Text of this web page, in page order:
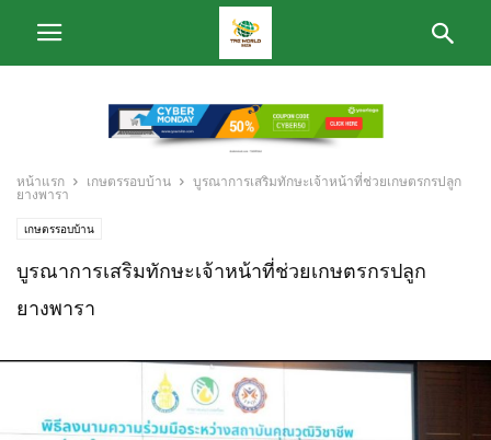
หน้าแรก เกษตรรอบบ้าน
บูรณาการเสริมทักษะเจ้าหน้าที่ช่วยเกษตรกรปลูก
ยางพารา
เกษตรรอบบ้าน
บูรณาการเสริมทักษะเจ้าหน้าที่ช่วยเกษตรกรปลูก
ยางพารา